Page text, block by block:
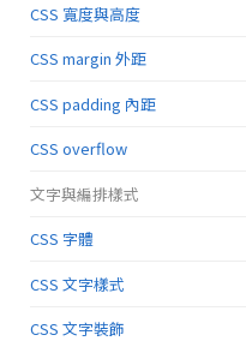
CSS 寬度與高度
CSS margin 外距
CSS padding 內距
CSS overflow
文字與編排樣式
CSS 字體
CSS 文字樣式
CSS 文字裝飾